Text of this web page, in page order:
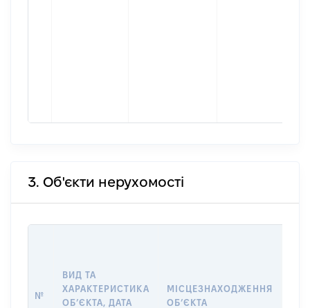
3. Об'єкти нерухомості
№
ВИД ТА
ХАРАКТЕРИСТИКА
ОБʼЄКТА, ДАТА
МІСЦЕЗНАХОДЖЕННЯ
ОБʼЄКТА